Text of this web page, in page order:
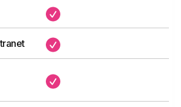
häufig gestellte Fragen
€/Jahr
Benachrichtigungen
✔
✔
✔